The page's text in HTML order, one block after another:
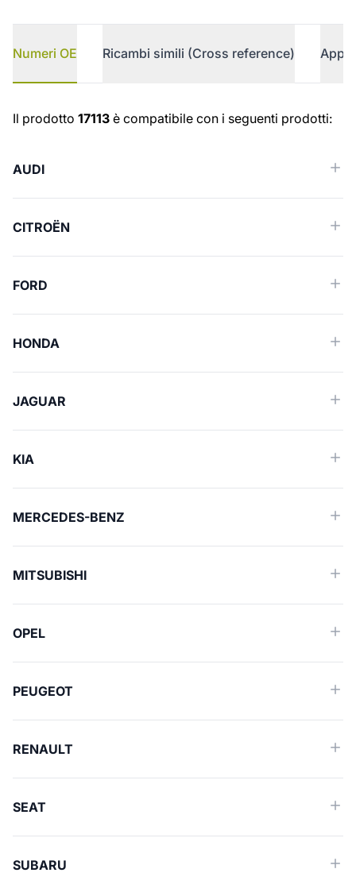
Numeri OE Ricambi simili (Cross reference)
Numeri OE
Il prodotto 17113 è compatibile con i seguenti prodotti:
AUDI
CITROËN
FORD
HONDA
JAGUAR
KIA
MERCEDES-BENZ
MITSUBISHI
OPEL
PEUGEOT
RENAULT
SEAT
SUBARU